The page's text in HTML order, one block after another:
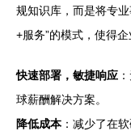
规知识库，而是将专
+服务”的模式，使得企
快速部署，敏捷响应
球薪酬解决方案。
降低成本：减少了在